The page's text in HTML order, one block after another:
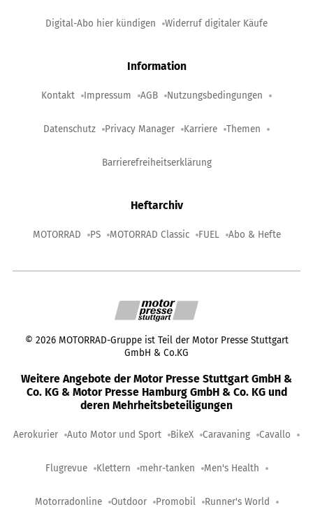
Digital-Abo hier kündigen Widerruf digitaler Käufe
Information
Kontakt Impressum AGB Nutzungsbedingungen
Datenschutz Privacy Manager Karriere Themen
Barrierefreiheitserklärung
Heftarchiv
MOTORRAD PS MOTORRAD Classic FUEL Abo & Hefte
© 2026 MOTORRAD-Gruppe ist Teil der Motor Presse Stuttgart
GmbH & Co.KG
Weitere Angebote der Motor Presse Stuttgart GmbH &
Co. KG & Motor Presse Hamburg GmbH & Co. KG und
deren Mehrheitsbeteiligungen
Aerokurier Auto Motor und Sport BikeX Caravaning Cavallo
Flugrevue Klettern mehr-tanken Men's Health
Motorradonline Outdoor Promobil Runner's World